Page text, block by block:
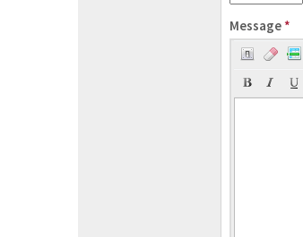
Message *